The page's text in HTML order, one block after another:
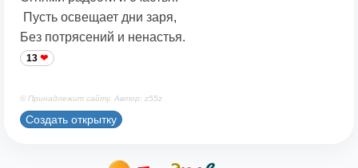
Пусть освещает дни заря,
Без потрясений и ненастья.
13
© Принадлежит сайту. Автор: z55z
Создать открытку